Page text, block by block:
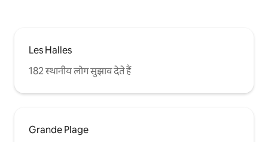
Les Halles
182 स्थानीय लोग सुझाव देते हैं
Grande Plage